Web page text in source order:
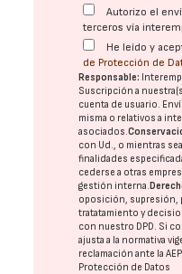
Autorizo el
terceros vía
He leído y
de Protección de
Responsable:
Suscripción a
cuenta de usuario.
misma o relativos a
asociados.
con Ud., o mientras
finalidades
cederse a otras
gestión interna.
oposición, supresión,
tratatamiento y
con nuestro DPD. Si
ajusta a la normativa
reclamación ante la
Protección de Datos